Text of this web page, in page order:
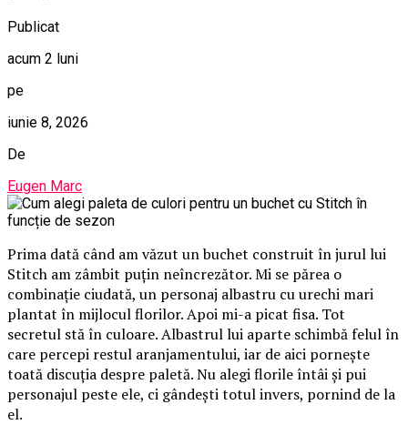
Publicat
acum 2 luni
pe
iunie 8, 2026
De
Eugen Marc
Prima dată când am văzut un buchet construit în jurul lui
Stitch am zâmbit puțin neîncrezător. Mi se părea o
combinație ciudată, un personaj albastru cu urechi mari
plantat în mijlocul florilor. Apoi mi-a picat fisa. Tot
secretul stă în culoare. Albastrul lui aparte schimbă felul în
care percepi restul aranjamentului, iar de aici pornește
toată discuția despre paletă. Nu alegi florile întâi și pui
personajul peste ele, ci gândești totul invers, pornind de la
el.